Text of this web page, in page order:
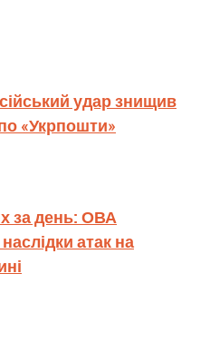
удар знищив
«Укрпошти»
за день: ОВА
атак на